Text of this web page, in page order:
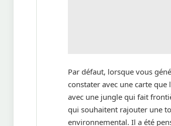
Par défaut, lorsque vous
constater avec une carte
avec une jungle qui fait
qui souhaitent rajouter une
environnemental. Il a été